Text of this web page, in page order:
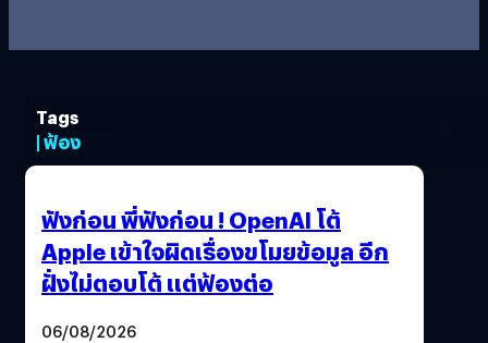
Tags
| ฟ้อง
ฟังก่อน พี่ฟังก่อน ! OpenAI โต้
Apple เข้าใจผิดเรื่องขโมยข้อมูล อีก
ฝั่งไม่ตอบโต้ แต่ฟ้องต่อ
06/08/2026